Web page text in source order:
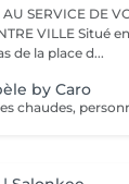
SERVICE DE
plein centre ville
de la place d...
by Caro